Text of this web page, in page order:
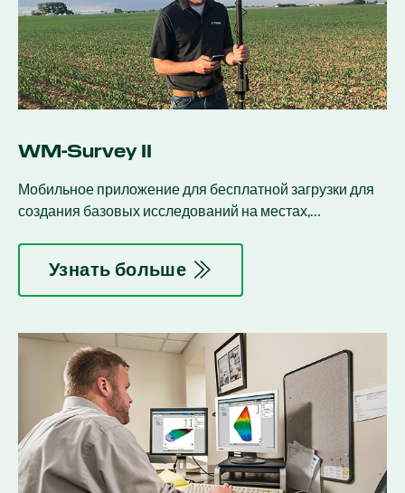
WM-Survey II
Мобильное приложение для бесплатной загрузки для
создания базовых исследований на местах,
Узнать больше